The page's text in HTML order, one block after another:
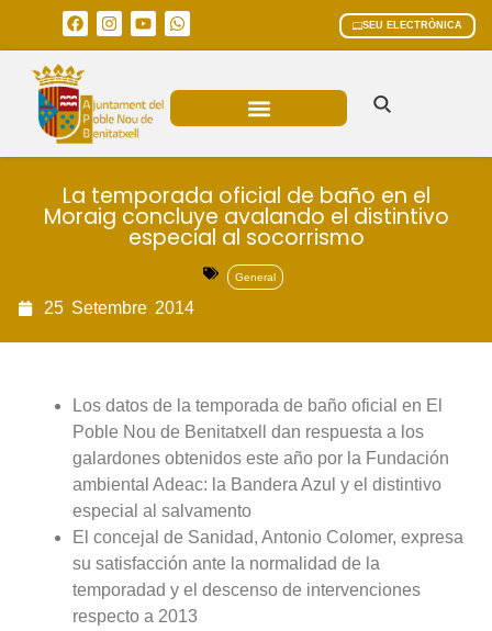
SEU ELECTRÒNICA
La temporada oficial de baño en el
Moraig concluye avalando el distintivo
especial al socorrismo
General
25 Setembre 2014
Los datos de la temporada de baño oficial en El
Poble Nou de Benitatxell dan respuesta a los
galardones obtenidos este año por la Fundación
ambiental Adeac: la Bandera Azul y el distintivo
especial al salvamento
El concejal de Sanidad, Antonio Colomer, expresa
su satisfacción ante la normalidad de la
temporadad y el descenso de intervenciones
respecto a 2013